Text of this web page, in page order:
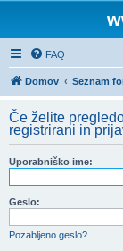
FAQ
Domov Seznam
Če želite
registrirani in
Uporabniško ime:
Geslo:
Pozabljeno geslo?